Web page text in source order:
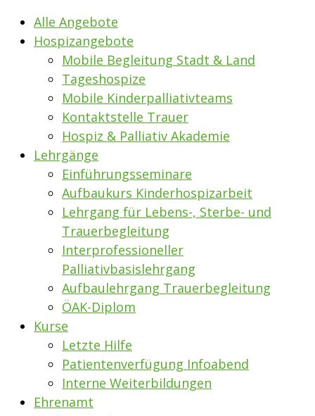
Alle Angebote
Hospizangebote
Mobile Begleitung Stadt & Land
Tageshospize
Mobile Kinderpalliativteams
Kontaktstelle Trauer
Hospiz & Palliativ Akademie
Lehrgänge
Einführungsseminare
Aufbaukurs Kinderhospizarbeit
Lehrgang für Lebens-, Sterbe- und
Trauerbegleitung
Interprofessioneller
Palliativbasislehrgang
Aufbaulehrgang Trauerbegleitung
ÖAK-Diplom
Kurse
Letzte Hilfe
Patientenverfügung Infoabend
Interne Weiterbildungen
Ehrenamt